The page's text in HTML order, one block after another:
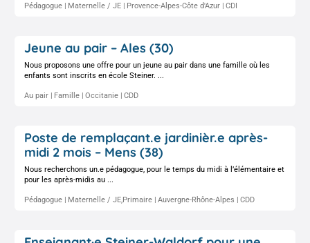
Pédagogue Maternelle / JE Provence-Alpes-Côte d'Azur CDI
Jeune au pair – Ales (30)
Nous proposons une offre pour un jeune au pair dans une famille où les
enfants sont inscrits en école Steiner. ...
Au pair Famille Occitanie CDD
Poste de remplaçant.e jardinièr.e après-
midi 2 mois – Mens (38)
Nous recherchons un.e pédagogue, pour le temps du midi à l’élémentaire et
pour les après-midis au ...
Pédagogue Maternelle / JE,Primaire Auvergne-Rhône-Alpes CDD